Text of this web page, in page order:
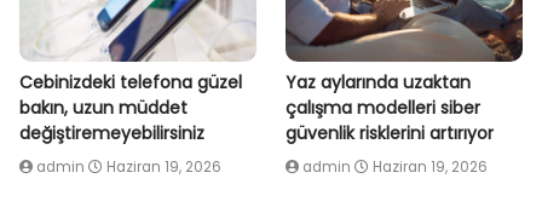
Cebinizdeki telefona güzel
bakın, uzun müddet
değiştiremeyebilirsiniz
admin Haziran 19, 2026
Yaz aylarında uzaktan
çalışma modelleri siber
güvenlik risklerini artırıyor
admin Haziran 19, 2026